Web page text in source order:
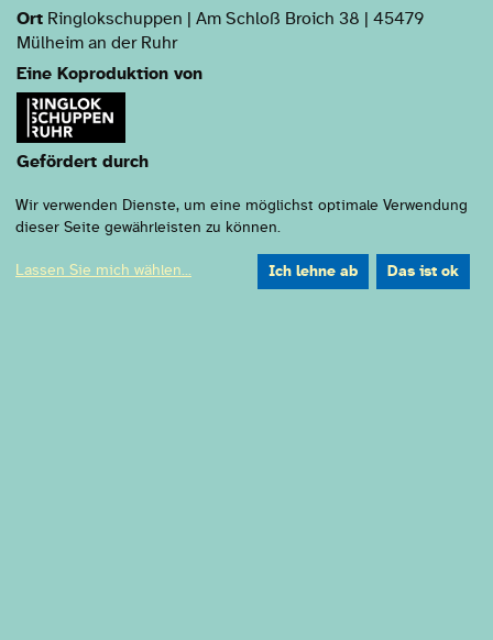
Ort Ringlokschuppen | Am Schloß Broich 38 | 45479
Mülheim an der Ruhr
Eine Koproduktion von
Gefördert durch
Wir verwenden Dienste, um eine möglichst optimale Verwendung
dieser Seite gewährleisten zu können.
Lassen Sie mich wählen... Ich lehne ab Das ist ok